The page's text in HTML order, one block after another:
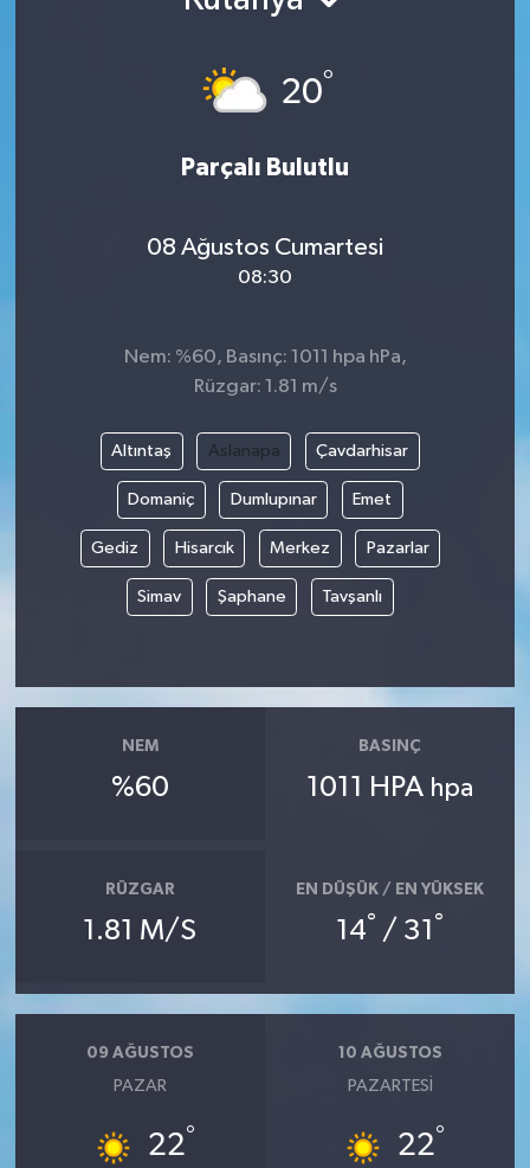
20°
Parçalı Bulutlu
08 Ağustos Cumartesi
08:30
Nem: %60, Basınç: 1011 hpa hPa,
Rüzgar: 1.81 m/s
Altıntaş Aslanapa Çavdarhisar
Domaniç Dumlupınar Emet
Gediz Hisarcık Merkez Pazarlar
Simav Şaphane Tavşanlı
NEM
%60
BASINÇ
1011 HPA hpa
RÜZGAR
1.81 M/S
EN DÜŞÜK / EN YÜKSEK
14° / 31 °
09 AĞUSTOS
PAZAR
22°
10 AĞUSTOS
PAZARTESI
22°
Sağlık
Son Dakika
Yaşam
AboneHaber Özel